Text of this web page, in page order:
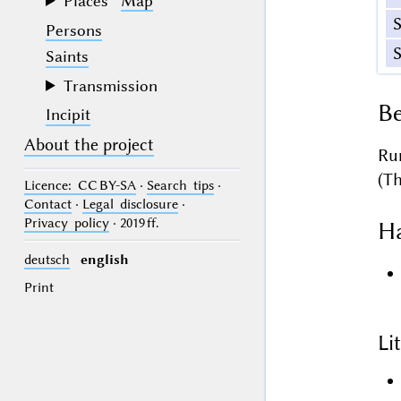
Persons
Saints
Transmission
Incipit
About the project
Licence: CC BY-SA· Search tips·
Contact· Legal disclosure·
Privacy policy· 2019 ff.
deutsch
english
Print